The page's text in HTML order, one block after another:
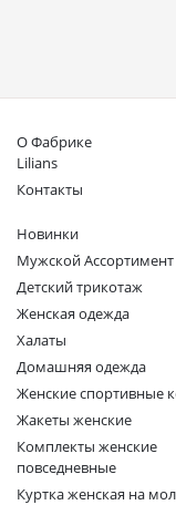
О Фабрике
Lilians
Контакты
Новинки
Мужской Ассортимент
Детcкий трикотаж
Женская одежда
Халаты
Домашняя одежда
Женские спортивные
Жакеты женские
Комплекты женские
повседневные
Куртка женская на